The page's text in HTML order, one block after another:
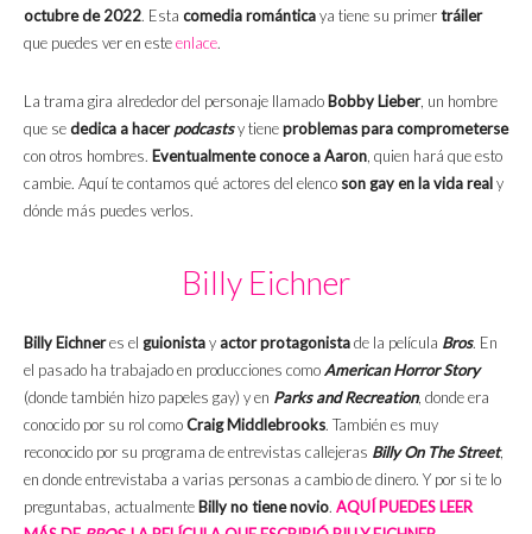
octubre de 2022. Esta comedia románticaya tiene su primertráiler
que puedes ver en esteenlace.
La trama gira alrededor del personaje llamado Bobby Lieber, un hombre
que sededica a hacerpodcastsy tieneproblemas para comprometerse
con otros hombres. Eventualmente conoce a Aaron, quien hará que esto
cambie. Aquí te contamos qué actores del elenco son gay en la vida realy
dónde más puedes verlos.
Billy Eichner
Billy Eichneres el guionistay actor protagonistade la película Bros. En
el pasado ha trabajado en producciones comoAmerican Horror Story
(donde también hizo papeles gay) y en Parks and Recreation, donde era
conocido por su rol comoCraig Middlebrooks. También es muy
reconocido por su programa de entrevistas callejeras Billy On The Street,
en donde entrevistaba a varias personas a cambio de dinero. Y por si te lo
preguntabas, actualmente Billy no tiene novio. AQUÍ PUEDES LEER